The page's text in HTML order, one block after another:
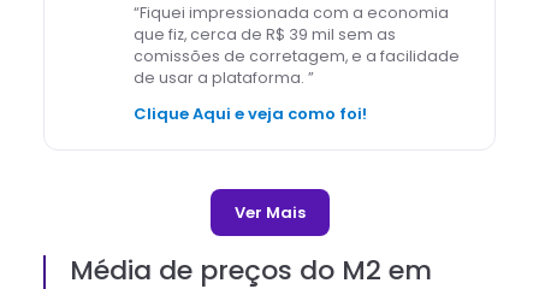
“Fiquei impressionada com a economia
que fiz, cerca de R$ 39 mil sem as
comissões de corretagem, e a facilidade
de usar a plataforma. ”
Clique Aqui e veja como foi!
Ver Mais
Média de preços do M2 em